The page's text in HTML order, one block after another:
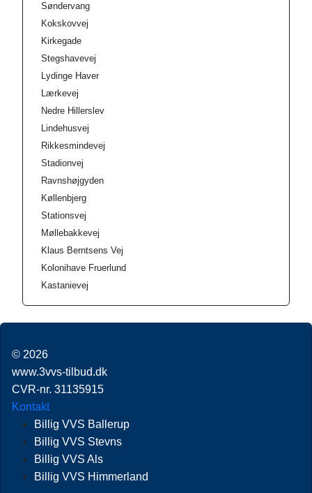
Søndervang
Kokskovvej
Kirkegade
Stegshavevej
Lydinge Haver
Lærkevej
Nedre Hillerslev
Lindehusvej
Rikkesmindevej
Stadionvej
Ravnshøjgyden
Køllenbjerg
Stationsvej
Møllebakkevej
Klaus Berntsens Vej
Kolonihave Fruerlund
Kastanievej
© 2026
www.3vvs-tilbud.dk
CVR-nr. 31135915
Kontakt
Billig VVS Ballerup
Billig VVS Stevns
Billig VVS Als
Billig VVS Himmerland